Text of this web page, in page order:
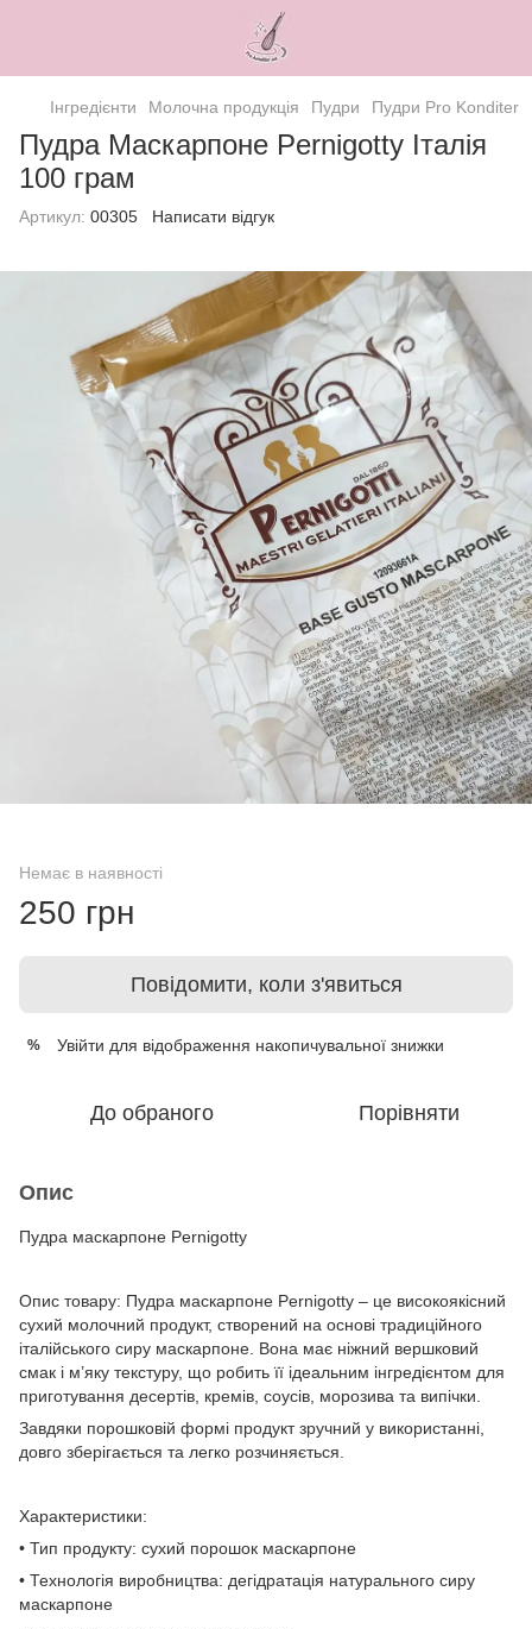
Інгредієнти Молочна продукція Пудри Пудри Pro Konditer
Пудра Маскарпоне Pernigotty Італія
100 грам
Артикул: 00305 Написати відгук
Немає в наявності
250 грн
Повідомити, коли з'явиться
% Увійти для відображення накопичувальної знижки
До обраного Порівняти
Опис
Пудра маскарпоне Pernigotty
Опис товару: Пудра маскарпоне Pernigotty – це високоякісний
сухий молочний продукт, створений на основі традиційного
італійського сиру маскарпоне. Вона має ніжний вершковий
смак і м’яку текстуру, що робить її ідеальним інгредієнтом для
приготування десертів, кремів, соусів, морозива та випічки.
Завдяки порошковій формі продукт зручний у використанні,
довго зберігається та легко розчиняється.
Характеристики:
• Тип продукту: сухий порошок маскарпоне
• Технологія виробництва: дегідратація натурального сиру
маскарпоне